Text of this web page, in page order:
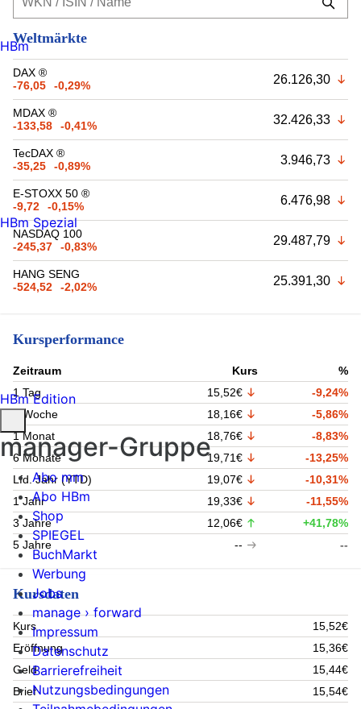
Weltmärkte
DAX ®
-76,05
-0,29% 26.126,30
MDAX ®
-133,58
-0,41% 32.426,33
TecDAX ®
-35,25
-0,89% 3.946,73
E-STOXX 50 ®
-9,72
-0,15% 6.476,98
NASDAQ 100
-245,37
-0,83% 29.487,79
HANG SENG
-524,52
-2,02% 25.391,30
Kursperformance
Zeitraum Kurs
%
1 Tag
15,52€
-9,24%
1 Woche
18,16€
-5,86%
1 Monat
18,76€
-8,83%
6 Monate
19,71€
-13,25%
Lfd. Jahr (YTD)
19,07€
-10,31%
1 Jahr
19,33€
-11,55%
3 Jahre
12,06€
+41,78%
5 Jahre
-- --
Kursdaten
Kurs
15,52€
Eröffnung
15,36€
Geld
15,44€
Brief
15,54€
HBm
HBm Spezial
HBm Edition
manager-Gruppe
Abo mm
Abo HBm
Shop
SPIEGEL
BuchMarkt
Werbung
Jobs
manage › forward
Impressum
Datenschutz
Barrierefreiheit
Nutzungsbedingungen